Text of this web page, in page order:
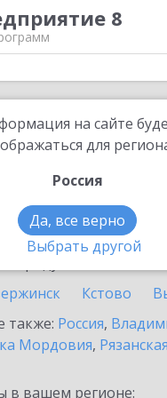
8
на сайте
для
Россия
Да, все верно
Выбрать другой
с
продукта.
Кстово
также: Россия,
Мордовия,
в вашем регионе: